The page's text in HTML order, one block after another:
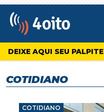
4oito
DEIXE AQUI SEU
COTIDIANO
COTIDIANO